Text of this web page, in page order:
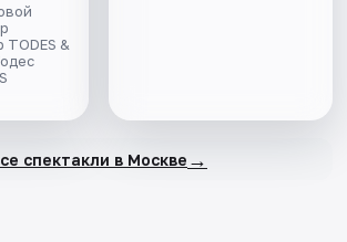
&
спектакли в Москве →